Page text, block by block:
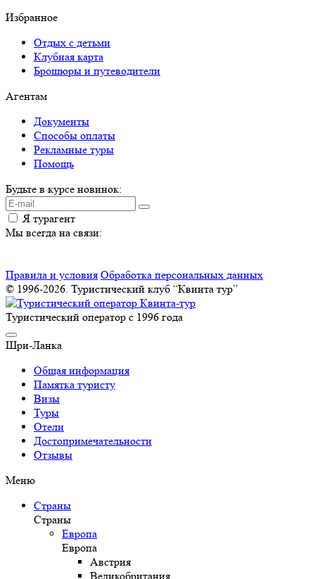
Избранное
Отдых с детьми
Клубная карта
Брошюры и путеводители
Агентам
Документы
Способы оплаты
Рекламные туры
Помощь
Будьте в курсе новинок:
Я турагент
Мы всегда на связи:
Правила и условия Обработка персональных данных
© 1996-2026. Туристический клуб “Квинта тур”
Туристический оператор с 1996 года
Шри-Ланка
Общая информация
Памятка туристу
Визы
Туры
Отели
Достопримечательности
Отзывы
Меню
Страны
Страны
Европа
Европа
Австрия
Великобритания